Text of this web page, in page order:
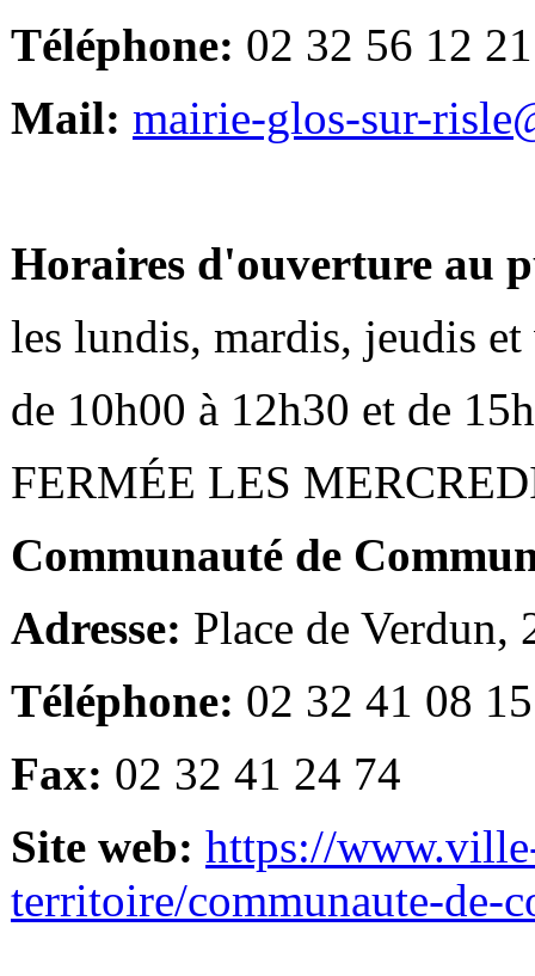
Téléphone: 02 32 56 12 21
Mail: mairie-glos-sur-
Horaires d'ouverture au
les lundis, mardis, jeudis et
de 10h00 à 12h30 et de
FERMÉE LES
Communauté de
Adresse: Place de Verdun,
Téléphone: 02 32 41 08 15
Fax: 02 32 41 24 74
Site web: https://
territoire/communaute-de-